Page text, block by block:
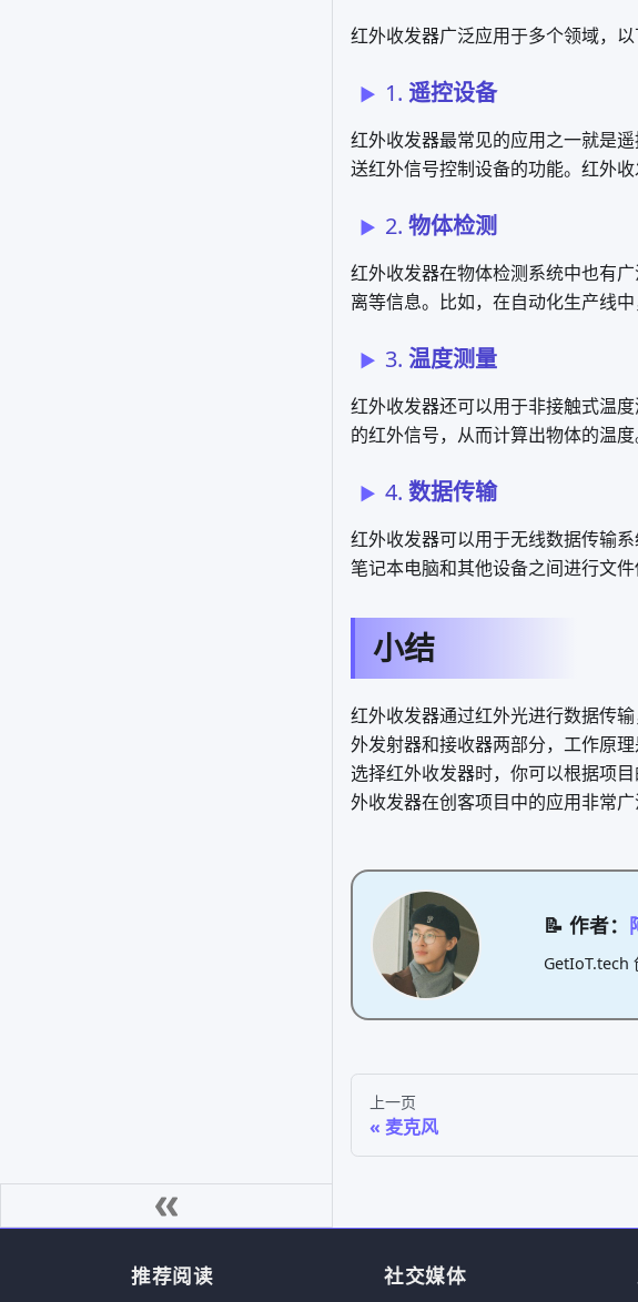
红外收发器广泛应用于多个领域，以
1. 遥控设备
红外收发器最常见的应用之一就是
送红外信号控制设备的功能。红外
2. 物体检测
红外收发器在物体检测系统中也有
离等信息。比如，在自动化生产线
3. 温度测量
红外收发器还可以用于非接触式温
的红外信号，从而计算出物体的温
4. 数据传输
红外收发器可以用于无线数据传输
笔记本电脑和其他设备之间进行文件
小结
红外收发器通过红外光进行数据传
外发射器和接收器两部分，工作原
选择红外收发器时，你可以根据项
外收发器在创客项目中的应用非常
📝 作者：
GetIoT.tech
上一页
麦克风
推荐阅读 社交媒体